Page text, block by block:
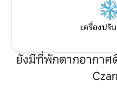
เครื่องปรั
ยังมีที่พักตากอากาศ